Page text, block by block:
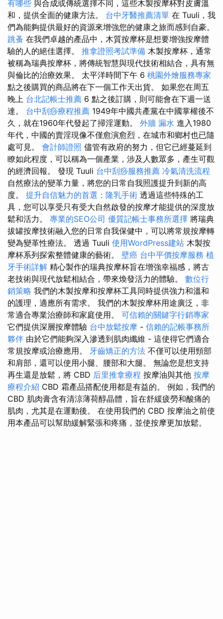
有哪些 與合成或傳統選擇不同，這些木製按摩杯對皮膚溫
和，提供全面的健康方法。 台中牙醫推薦清單 在 Tuuli，我
們為能夠提供最好的資源來增強您的健康之旅而感到自豪。
跳蚤 在我們卓越的產品中，木質按摩杯是想要增強按摩體
驗的人的絕佳選擇。 推拿證照考試準備 木製按摩杯，通常
被稱為瑞典按摩杯，將傳統智慧與現代技術相結合，具有無
與倫比的治療效果。 太平洋時間下午 6 桃園外燴服務專家
點之後購買的商品將在下一個工作天出貨。 如果您在周五
晚上 台北記帳士推薦 6 點之後訂購，則可能會在下週一送
達。 台中刮痧療程推薦 1949年中國共產黨在中國掌權後不
久，就在1960年代發起了掃淫運動。 外牆 漏水 進入1980
年代，中國的賣淫現像不僅愈演愈烈，在城市和鄉村也已隨
處可見。 會計師證照 儘管有政府的努力，但它已經蔓延到
瞭如此程度，可以稱為一個產業，涉及人數眾多，產生可觀
的經濟回報。 發現 Tuuli 台中刮痧服務推薦 冷氣清洗流程
自然療法的變革力量，將您的日常自我照護提升到新的高
度。 提升自信魅力的首選：隆乳手術 透過這些特殊的工
具，您可以享受只有受大自然啟發的按摩才能提供的深度放
鬆和活力。 專業的SEO公司 優質記帳士事務所選擇 將瑞典
拔罐按摩技術融入您的日常自我保健中，可以將常規按摩轉
變為變革性療法。 透過 Tuuli 使用WordPress建站 木製按
摩杯系列探索整體健康的藝術。 壁癌 台中平價按摩服務 植
牙手術詳解 精心製作的瑞典按摩杯旨在增強幸福感，將古
老技術與現代放鬆相結合，帶來煥發活力的體驗。 數位行
銷策略 我們的木製按摩和按摩杯工具同時提供強力和溫和
的護理，適應所有需求。 我們的木製按摩杯用途廣泛，非
常適合專業治療師和家庭使用。 可信賴的關鍵字行銷專家
它們提供深層按摩體驗 台中放鬆按摩 - 信賴的記帳事務所
夥伴 由於它們能夠深入滲透到肌肉纖維 - 這使得它們適合
常規按摩或治療應用。 牙齒矯正的方法 不僅可以使用頸部
和肩部，還可以使用小腿、腰部和大腿。 無論您是想支持
再生還是放鬆，將 CBD 后里推拿療程 按摩油與其他 按摩
療程介紹 CBD 霜產品搭配使用都是有益的。 例如，我們的
CBD 肌肉膏含有清涼薄荷醇晶體，旨在舒緩疲勞和酸痛的
肌肉，尤其是在運動後。 在使用我們的 CBD 按摩油之前使
用本產品可以幫助緩解緊張和疼痛，並使按摩更加放鬆。